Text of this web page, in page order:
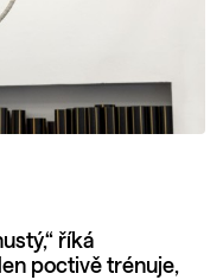
říká
poctivě trénuje,